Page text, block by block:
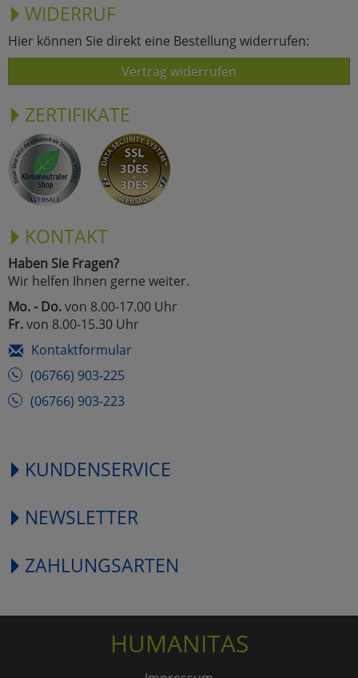
WIDERRUF
Hier können Sie direkt eine Bestellung widerrufen:
Vertrag widerrufen
ZERTIFIKATE
KONTAKT
Haben Sie Fragen?
Wir helfen Ihnen gerne weiter.
Mo. - Do.von 8.00-17.00 Uhr
Fr.von 8.00-15.30 Uhr
Kontaktformular
(06766) 903-225
(06766) 903-223
KUNDENSERVICE
NEWSLETTER
ZAHLUNGSARTEN
HUMANITAS